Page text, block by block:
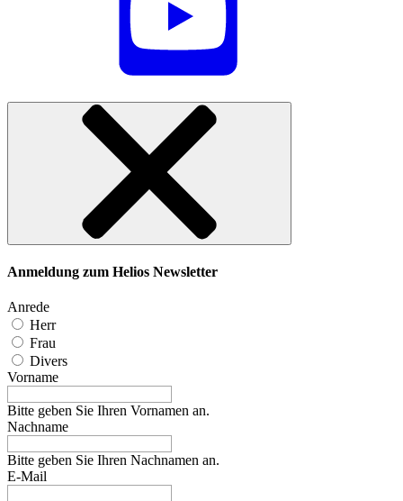
Anmeldung zum Helios Newsletter
Anrede
Herr
Frau
Divers
Vorname
Bitte geben Sie Ihren Vornamen an.
Nachname
Bitte geben Sie Ihren Nachnamen an.
E-Mail